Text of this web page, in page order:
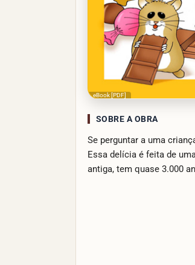
eBook [PDF]
SOBRE A OBRA
Se perguntar a uma
Essa delícia é feita de
antiga, tem quase 3.000